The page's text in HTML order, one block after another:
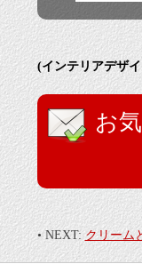
(インテリアデザ
お
• NEXT:クリーム